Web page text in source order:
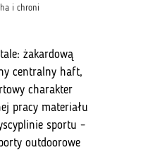
i chroni
żakardową
centralny haft,
charakter
pracy materiału
sportu –
outdoorowe